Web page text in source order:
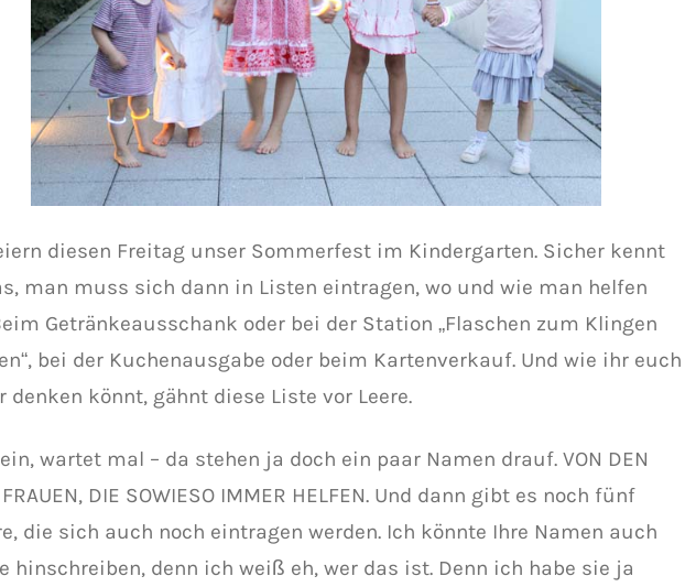
diesen Freitag unser Sommerfest im Kindergarten. Sicher kennt
man muss sich dann in Listen eintragen, wo und wie man helfen
Getränkeausschank oder bei der Station „Flaschen zum Klingen
bei der Kuchenausgabe oder beim Kartenverkauf. Und wie ihr euch
denken könnt, gähnt diese Liste vor Leere.
wartet mal – da stehen ja doch ein paar Namen drauf. VON DEN
FRAUEN, DIE SOWIESO IMMER HELFEN. Und dann gibt es noch fünf
die sich auch noch eintragen werden. Ich könnte Ihre Namen auch
hinschreiben, denn ich weiß eh, wer das ist. Denn ich habe sie ja